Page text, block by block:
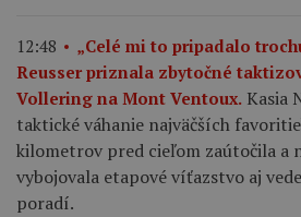
12:48
„Celé mi to pripadalo
Reusser priznala zbytočné
Vollering na Mont Ventoux. Kasia
taktické váhanie najväčších
kilometrov pred cieľom zaútočila a
vybojovala etapové víťazstvo aj
poradí.